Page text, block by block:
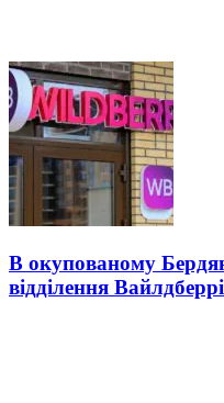
В окупованому
відділення